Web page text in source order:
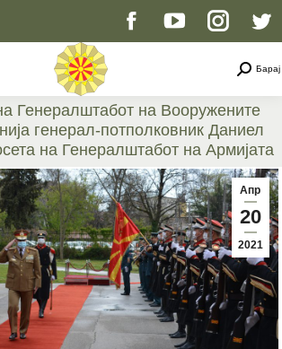
Facebook
opens
in
new
window
YouTube
opens
in
new
window
page
opens
in
new
window
Барај
Генералштабот на Вооружените
генерал-потполковник Даниел
на Генералштабот на Армијата
You are here:
Апр
20
2021